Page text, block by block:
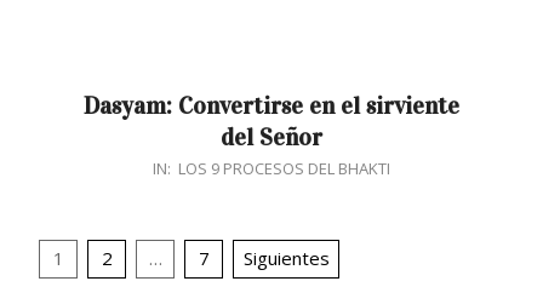
Dasyam: Convertirse en el sirviente
del Señor
IN: LOS 9 PROCESOS DEL BHAKTI
Navegación
1 2 … 7 Siguientes